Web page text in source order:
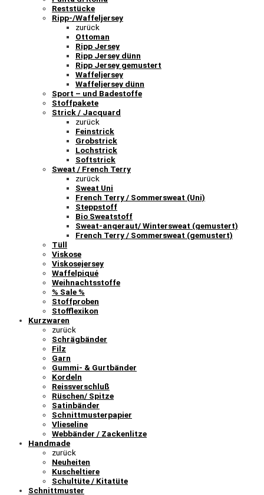
Reststücke
Ripp-/Waffeljersey
zurück
Ottoman
Ripp Jersey
Ripp Jersey dünn
Ripp Jersey gemustert
Waffeljersey
Waffeljersey dünn
Sport – und Badestoffe
Stoffpakete
Strick / Jacquard
zurück
Feinstrick
Grobstrick
Lochstrick
Softstrick
Sweat / French Terry
zurück
Sweat Uni
French Terry / Sommersweat (Uni)
Steppstoff
Bio Sweatstoff
Sweat-angeraut/ Wintersweat (gemustert)
French Terry / Sommersweat (gemustert)
Tüll
Viskose
Viskosejersey
Waffelpiqué
Weihnachtsstoffe
% Sale %
Stoffproben
Stofflexikon
Kurzwaren
zurück
Schrägbänder
Filz
Garn
Gummi- & Gurtbänder
Kordeln
Reissverschluß
Rüschen/ Spitze
Satinbänder
Schnittmusterpapier
Vlieseline
Webbänder / Zackenlitze
Handmade
zurück
Neuheiten
Kuscheltiere
Schultüte / Kitatüte
Schnittmuster